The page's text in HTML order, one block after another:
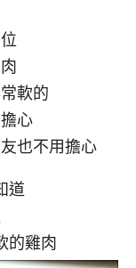
軟的
心
也不用擔心
道
的雞肉